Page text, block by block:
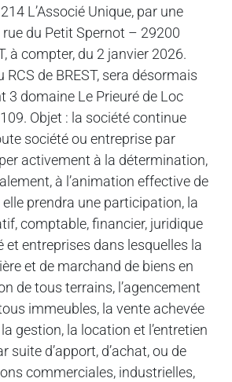
L’Associé Unique, par une
du Petit Spernot – 29200
à compter, du 2 janvier 2026.
de BREST, sera désormais
3 domaine Le Prieuré de Loc
Objet : la société continue
société ou entreprise par
activement à la détermination,
à l’animation effective de
prendra une participation, la
comptable, financier, juridique
et entreprises dans lesquelles la
et de marchand de biens en
de tous terrains, l’agencement
immeubles, la vente achevée
gestion, la location et l’entretien
d’apport, d’achat, ou de
commerciales, industrielles,